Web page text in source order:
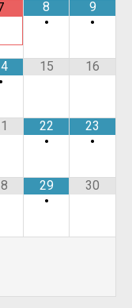
8
•
9
•
•
15 16
22
•
23
•
29
•
30